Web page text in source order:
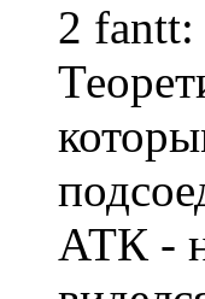
2 fantt:
АТК -